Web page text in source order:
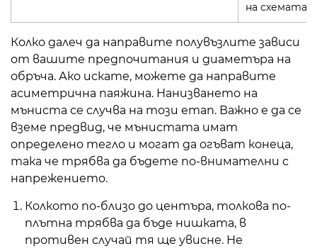
на схемата.
Колко далеч да направите полувъзлите зависи
от вашите предпочитания и диаметъра на
обръча. Ако искате, можете да направите
асиметрична паяжина. Нанизването на
мъниста се случва на този етап. Важно е да се
вземе предвид, че мънистата имат
определено тегло и могат да огъват конеца,
така че трябва да бъдете по-внимателни с
напрежението.
Колкото по-близо до центъра, толкова по-
плътна трябва да бъде нишката, в
противен случай тя ще увисне. Не